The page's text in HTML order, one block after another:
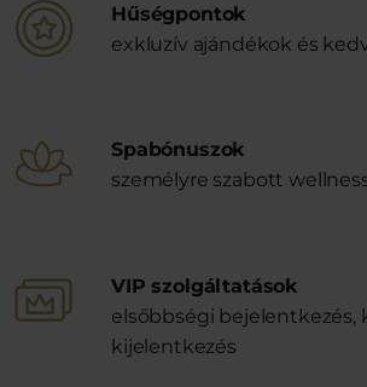
Hűségpontok
exkluzív ajándékok és
Spabónuszok
személyre szabott
VIP szolgáltatások
elsőbbségi bejelentkezés,
kijelentkezés